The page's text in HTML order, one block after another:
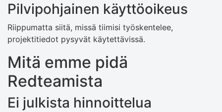
Pilvipohjainen käyttöoikeus
Riippumatta siitä, missä tiimisi työskentelee,
projektitiedot pysyvät käytettävissä.
Mitä emme pidä
Redteamista
Ei julkista hinnoittelua